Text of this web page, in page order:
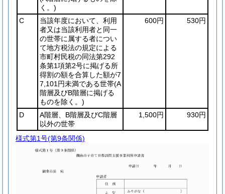
く。)
C
当該年度において、利用
者又は当該利用者と同一
の世帯に属する者につい
て地方税法の規定による
市町村民税の同法第292
条第1項第2号に掲げる所
得割の額を合算した額が7
7,101円未満である世帯(A
階層及びB階層に掲げる
ものを除く。)
600円 530円
D
A階層、B階層及びC階層
以外の世帯
1,500円 930円
様式第1号(第9条関係)